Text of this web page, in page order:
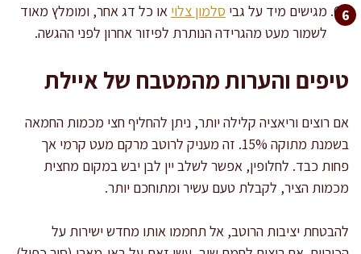
מגישים מיד על גבי סלמון צלוי או כל דג אחר, ומומלץ מאוד
לשמור מעט מהגרידה הנותרת לפיזור אחרון לפני ההגשה.
טיפים והערות מהמטבח של איילת
אם רוצים וריאציה קלילה יותר, ניתן להחליף חצי מכמות החמאה
בשמנת מתוקה 15%. זה מעניק לרוטב מרקם מעט קרמי אך
פחות כבד. לחלופין, אפשר לשלב יין לבן יבש במקום מחצית
מכמות הציר, לקבלת טעם עשיר ומתוחכם יותר.
להבטחת יציבות הרוטב, אל תחממו אותו מחדש ישירות על